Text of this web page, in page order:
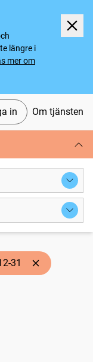
längre i
mer om
in Om tjänsten
31